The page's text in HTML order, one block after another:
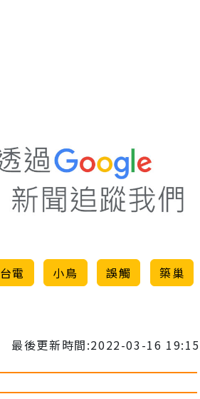
台電 小鳥 誤觸 築巢
最後更新時間:2022-03-16 19:15